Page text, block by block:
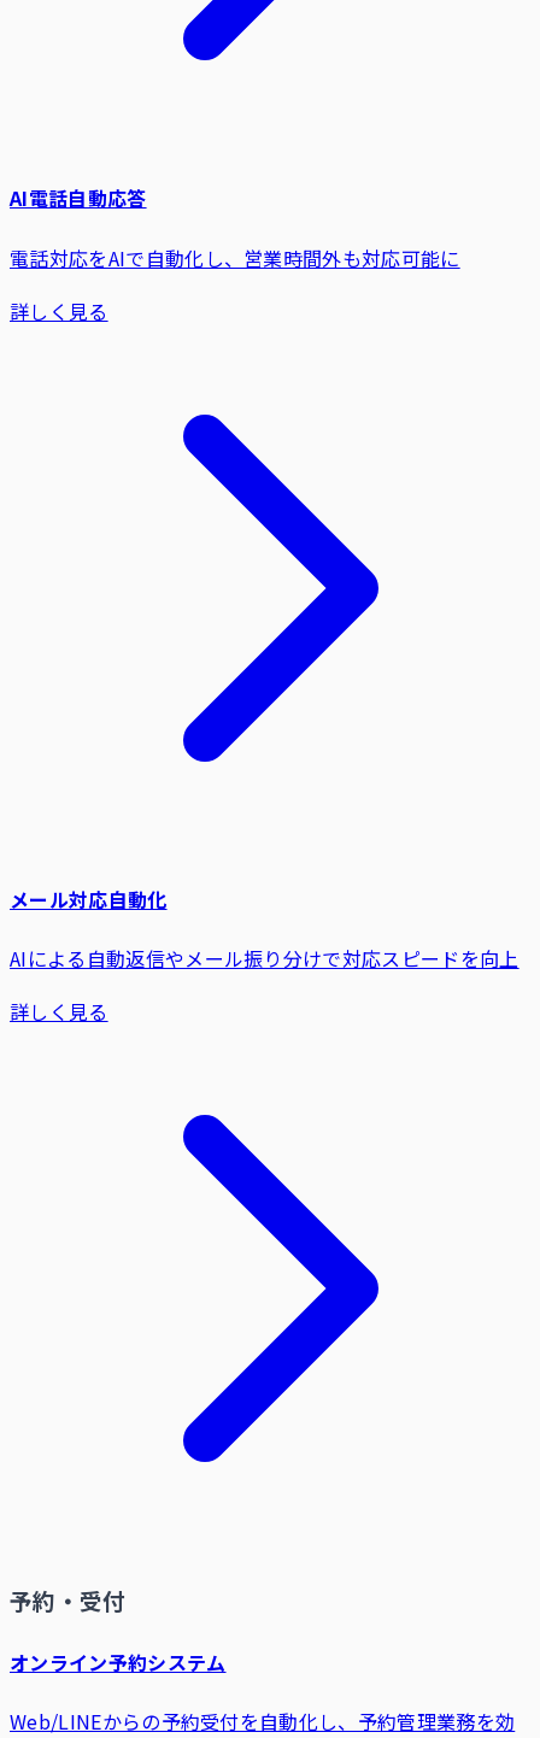
AI電話自動応答
電話対応をAIで自動化し、営業時間外も対応可能に
詳しく見る
メール対応自動化
AIによる自動返信やメール振り分けで対応スピードを向上
詳しく見る
予約・受付
オンライン予約システム
Web/LINEからの予約受付を自動化し、予約管理業務を効